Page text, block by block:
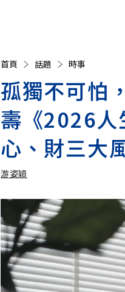
首頁 話題 時事
孤獨不可怕
壽《2026人
心、財三大
游姿穎
游姿穎